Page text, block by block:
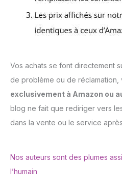
Vos achats se font directement
de problème ou de réclamation,
exclusivement à Amazon ou
blog ne fait que rediriger vers
dans la vente ou le service
Nos auteurs sont des plumes
l’humain